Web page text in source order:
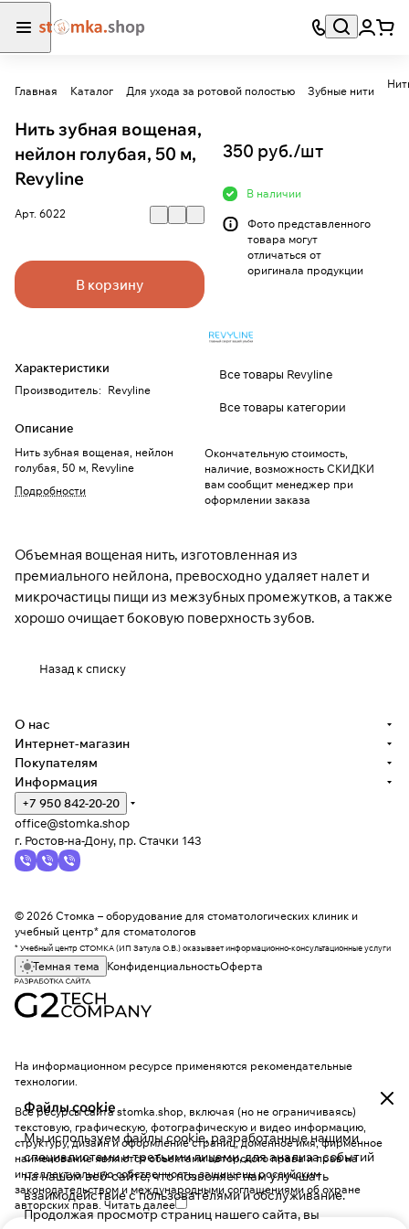
Главная Каталог Для ухода за ротовой полостью Зубные нити
Нить зубная вощеная,
нейлон голубая, 50 м,
Revyline
Арт. 6022
В корзину
Характеристики
Производитель: Revyline
Описание
Нить зубная вощеная, нейлон
голубая, 50 м, Revyline
Подробности
350 руб./шт
В наличии
Фото представленного
товара могут
отличаться от
оригинала продукции
Все товары Revyline
Все товары категории
Окончательную стоимость,
наличие, возможность СКИДКИ
вам сообщит менеджер при
оформлении заказа
Объемная вощеная нить, изготовленная из
премиального нейлона, превосходно удаляет налет и
микрочастицы пищи из межзубных промежутков, а также
хорошо очищает боковую поверхность зубов.
Назад к списку
Файлы cookie
Мы используем файлы cookie, разработанные нашими
специалистами и третьими лицами, для анализа событий
на нашем веб-сайте, что позволяет нам улучшать
взаимодействие с пользователями и обслуживание.
Продолжая просмотр страниц нашего сайта, вы
О нас
Интернет-магазин
Покупателям
Информация
+7 950 842-20-20
office@stomka.shop
г. Ростов-на-Дону, пр. Стачки 143
© 2026 Стомка – оборудование для стоматологических клиник и
учебный центр* для стоматологов
* Учебный центр СТОМКА (ИП Затула О.В.) оказывает информационно-консультационные услуги
Темная тема КонфиденциальностьОферта
На информационном ресурсе применяются рекомендательные
технологии.
Все ресурсы сайта stomka.shop, включая (но не ограничиваясь)
текстовую, графическую, фотографическую и видео информацию,
структуру, дизайн и оформление страниц, доменное имя, фирменное
наименование являются объектами авторского права и прав на
интеллектуальную собственность, защищены российским
законодательством и международными соглашениями об охране
авторских прав. Читать далее